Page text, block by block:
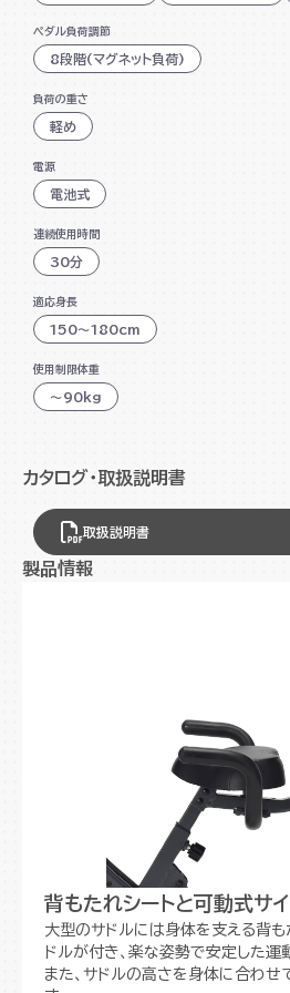
タブレットが置けるトレー付
ハンドルを握るだけで心拍数を
マグネット負荷方式8段階
体力評価機能搭載
キャスター付で移動もラクラク
ペダル負荷調節
8段階(マグネット負荷)
負荷の重さ
軽め
電源
電池式
連続使用時間
30分
適応身長
150～180cm
使用制限体重
～90kg
カタログ・取扱説明書
取扱説明書
製品情報
背もたれシートと可動式サ
大型のサドルには身体を支える背も
ドルが付き、楽な姿勢で安定した運
また、サドルの高さを身体に合わせ